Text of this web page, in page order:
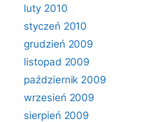
luty 2010
styczeń 2010
grudzień 2009
listopad 2009
październik 2009
wrzesień 2009
sierpień 2009